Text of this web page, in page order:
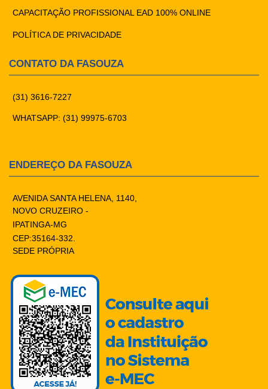
CAPACITAÇÃO PROFISSIONAL EAD 100% ONLINE
POLÍTICA DE PRIVACIDADE
CONTATO DA FASOUZA
(31) 3616-7227
WHATSAPP: (31) 99975-6703
ENDEREÇO DA FASOUZA
AVENIDA SANTA HELENA, 1140,
NOVO CRUZEIRO -
IPATINGA-MG
CEP:35164-332.
SEDE PRÓPRIA